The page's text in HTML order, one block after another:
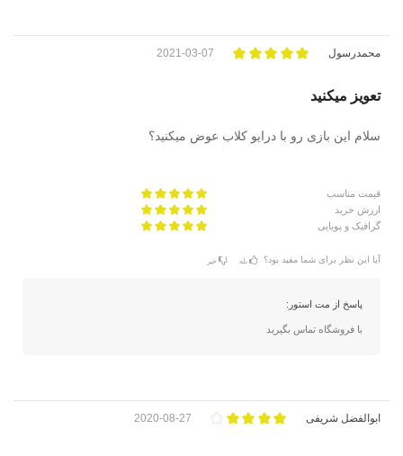
محمدرسول 2021-03-07
تعویز میکنید
سلام این بازی رو با درایو کلاب عوض میکنید؟
قیمت مناسب
ارزش خرید
گرافیک و پویایی
آیا این نظر برای شما مفید بود؟ بله خیر
پاسخ از مت استور:
با فروشگاه تماس بگیرید
ابوالفضل شریفی 2020-08-27